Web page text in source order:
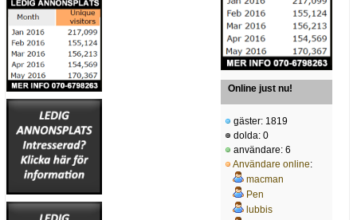
Online just nu!
gäster: 1819
dolda: 0
användare: 6
Användare online:
macman
Pen
lubbis